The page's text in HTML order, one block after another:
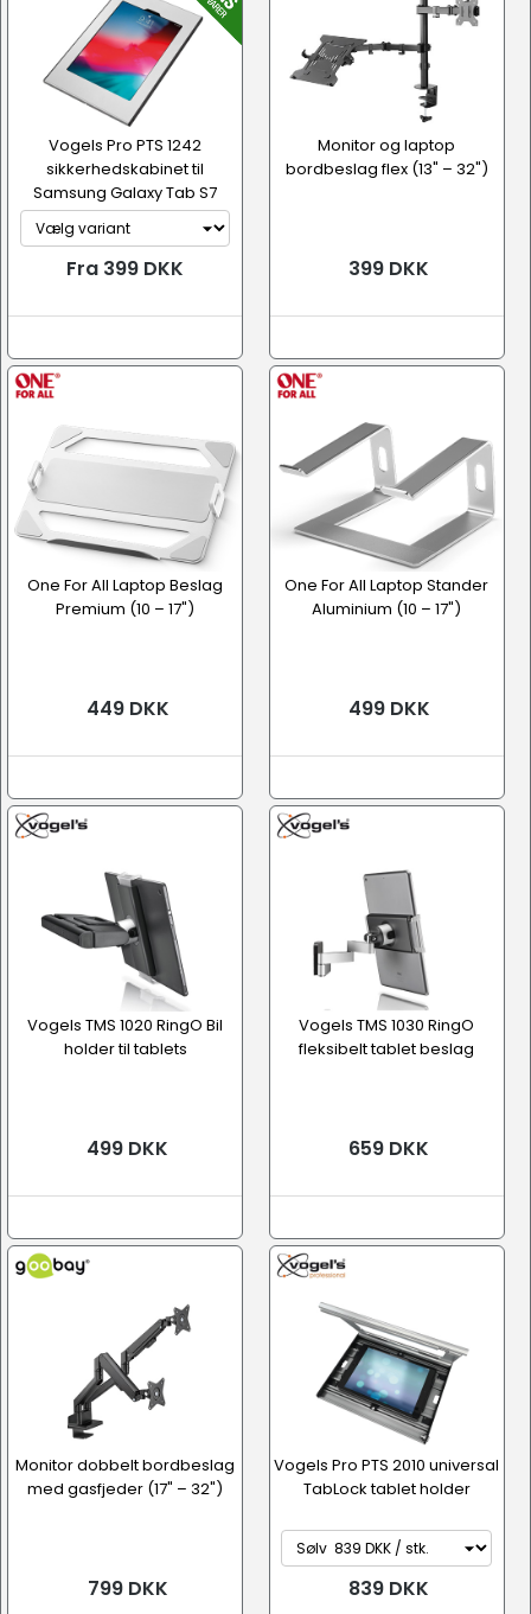
Vogels Pro PTS 1242
sikkerhedskabinet til
Samsung Galaxy Tab S7
(2020 )
Fra 399 DKK
Monitor og laptop
bordbeslag flex (13" – 32")
399 DKK
One For All Laptop Beslag
Premium (10 – 17")
449 DKK
One For All Laptop Stander
Aluminium (10 – 17")
499 DKK
Vogels TMS 1020 RingO Bil
holder til tablets
499 DKK
Vogels TMS 1030 RingO
fleksibelt tablet beslag
659 DKK
Monitor dobbelt bordbeslag
med gasfjeder (17" – 32")
799 DKK
Vogels Pro PTS 2010 universal
TabLock tablet holder
839 DKK